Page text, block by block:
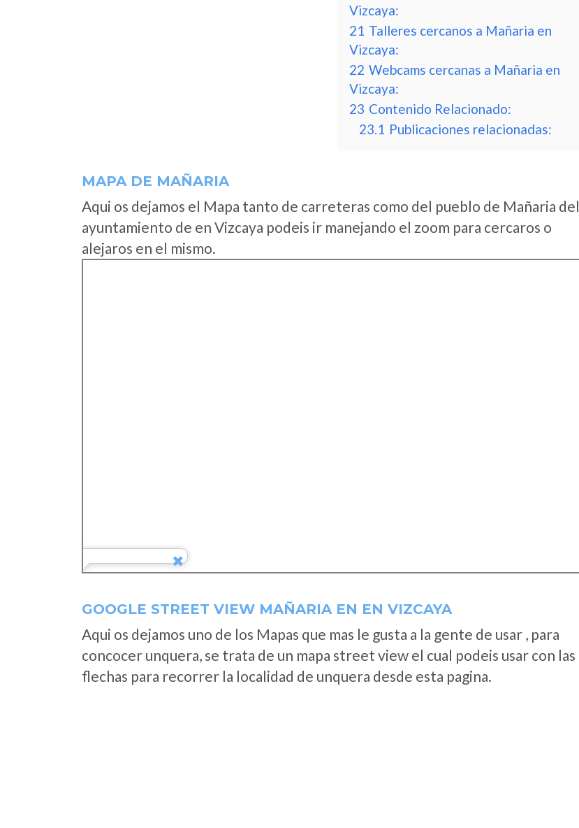
Vizcaya:
21 Talleres cercanos a Mañaria en
Vizcaya:
22 Webcams cercanas a Mañaria en
Vizcaya:
23 Contenido Relacionado:
23.1 Publicaciones relacionadas:
MAPA DE MAÑARIA
Aqui os dejamos el Mapa tanto de carreteras como del pueblo de Mañaria del
ayuntamiento de en Vizcaya podeis ir manejando el zoom para cercaros o
alejaros en el mismo.
GOOGLE STREET VIEW MAÑARIA EN EN VIZCAYA
Aqui os dejamos uno de los Mapas que mas le gusta a la gente de usar , para
concocer unquera, se trata de un mapa street view el cual podeis usar con las
flechas para recorrer la localidad de unquera desde esta pagina.